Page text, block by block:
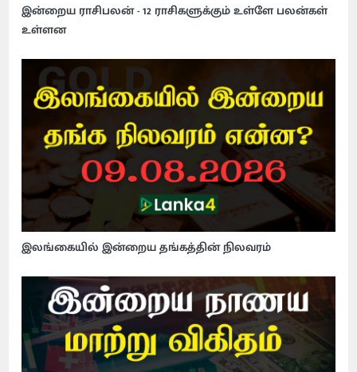
இன்றைய ராசிபலன் - 12 ராசிகளுக்கும் உள்ளே பலன்கள்
உள்ளன
இலங்கையில் இன்றைய தங்கத்தின் நிலவரம்